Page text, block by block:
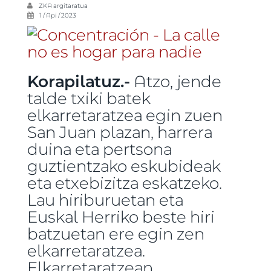
ZKA argitaratua
1 / Api / 2023
Korapilatuz.- Atzo, jende
talde txiki batek
elkarretaratzea egin zuen
San Juan plazan, harrera
duina eta pertsona
guztientzako eskubideak
eta etxebizitza eskatzeko.
Lau hiriburuetan eta
Euskal Herriko beste hiri
batzuetan ere egin zen
elkarretaratzea.
Elkarretaratzean